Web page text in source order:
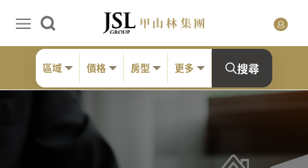
區域 價格 房型 更多 搜尋